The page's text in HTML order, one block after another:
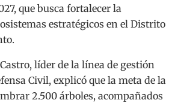
que busca fortalecer la
estratégicos en el Distrito
líder de la línea de gestión
Civil, explicó que la meta de la
2.500 árboles, acompañados